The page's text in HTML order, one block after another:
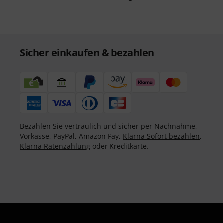
Sicher einkaufen & bezahlen
Bezahlen Sie vertraulich und sicher per Nachnahme,
Vorkasse, PayPal, Amazon Pay, Klarna Sofort bezahlen,
Klarna Ratenzahlung oder Kreditkarte.